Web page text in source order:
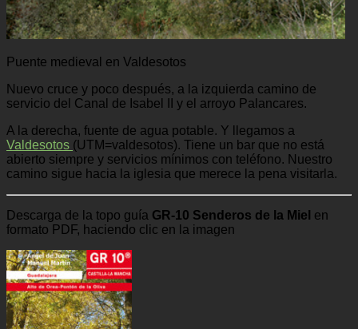
Puente medieval en Valdesotos
Nuevo cruce y poco después, a la izquierda camino de
servicio del Canal de Isabel II y el arroyo Palancares.
A la derecha, fuente de agua potable. Y llegamos a
Valdesotos (UTM=valdesotos). Tiene un bar que no está
abierto siempre y servicios mínimos con teléfono. Nuestro
camino sigue hacia la iglesia que merece la pena visitarla.
Descarga de la topo guía GR-10 Senderos de la Miel en
formato PDF, haciendo clic en la imagen